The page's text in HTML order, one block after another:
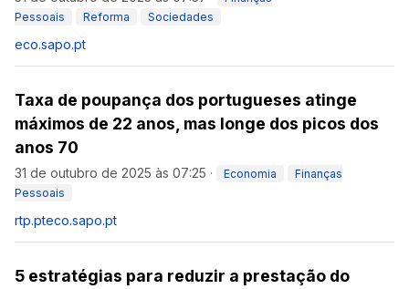
Pessoais
Reforma Sociedades
eco.sapo.pt
Taxa de poupança dos portugueses atinge
máximos de 22 anos, mas longe dos picos dos
anos 70
31 de outubro de 2025 às 07:25 · Economia
Finanças
Pessoais
rtp.pteco.sapo.pt
5 estratégias para reduzir a prestação do